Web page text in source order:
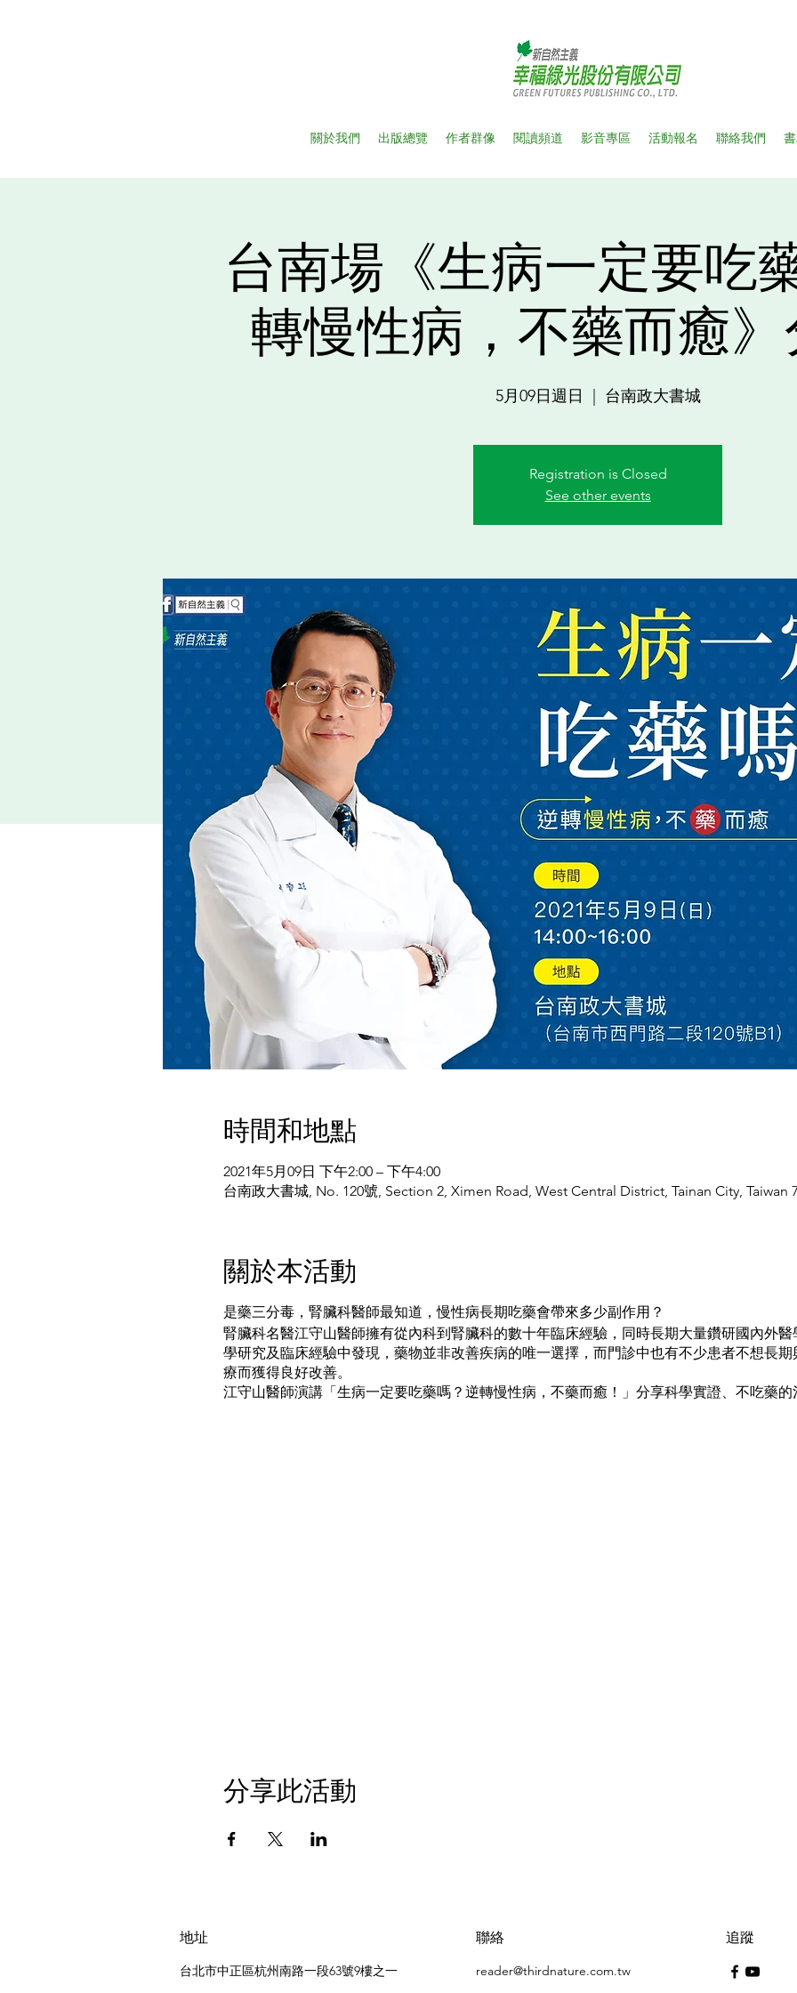
關於我們 出版總覽 作者群像 閱讀頻道 影音專區 活動報名 聯絡我們
台南場《生病一定要吃
轉慢性病，不藥而癒
5月09日週日 台南政大書城
Registration is Closed
See other events
時間和地點
2021年5月09日 下午2:00 – 下午4:00
台南政大書城, No. 120號, Section 2, Ximen Road, West Central District, Tainan City, Taiwan
關於本活動
是藥三分毒，腎臟科醫師最知道，慢性病長期吃藥會帶來多少副作用？
腎臟科名醫江守山醫師擁有從內科到腎臟科的數十年臨床經驗，同時長期大量鑽研國內外
學研究及臨床經驗中發現，藥物並非改善疾病的唯一選擇，而門診中也有不少患者不想長
療而獲得良好改善。
江守山醫師演講「生病一定要吃藥嗎？逆轉慢性病，不藥而癒！」分享科學實證、不吃藥的
分享此活動
地址
台北市中正區杭州南路一段63號9樓之一
聯絡
reader@thirdnature.com.tw
追蹤